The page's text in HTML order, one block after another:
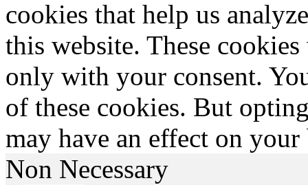
cookies that help us
this website. These
only with your consent.
of these cookies. But
may have an effect on
Non Necessary